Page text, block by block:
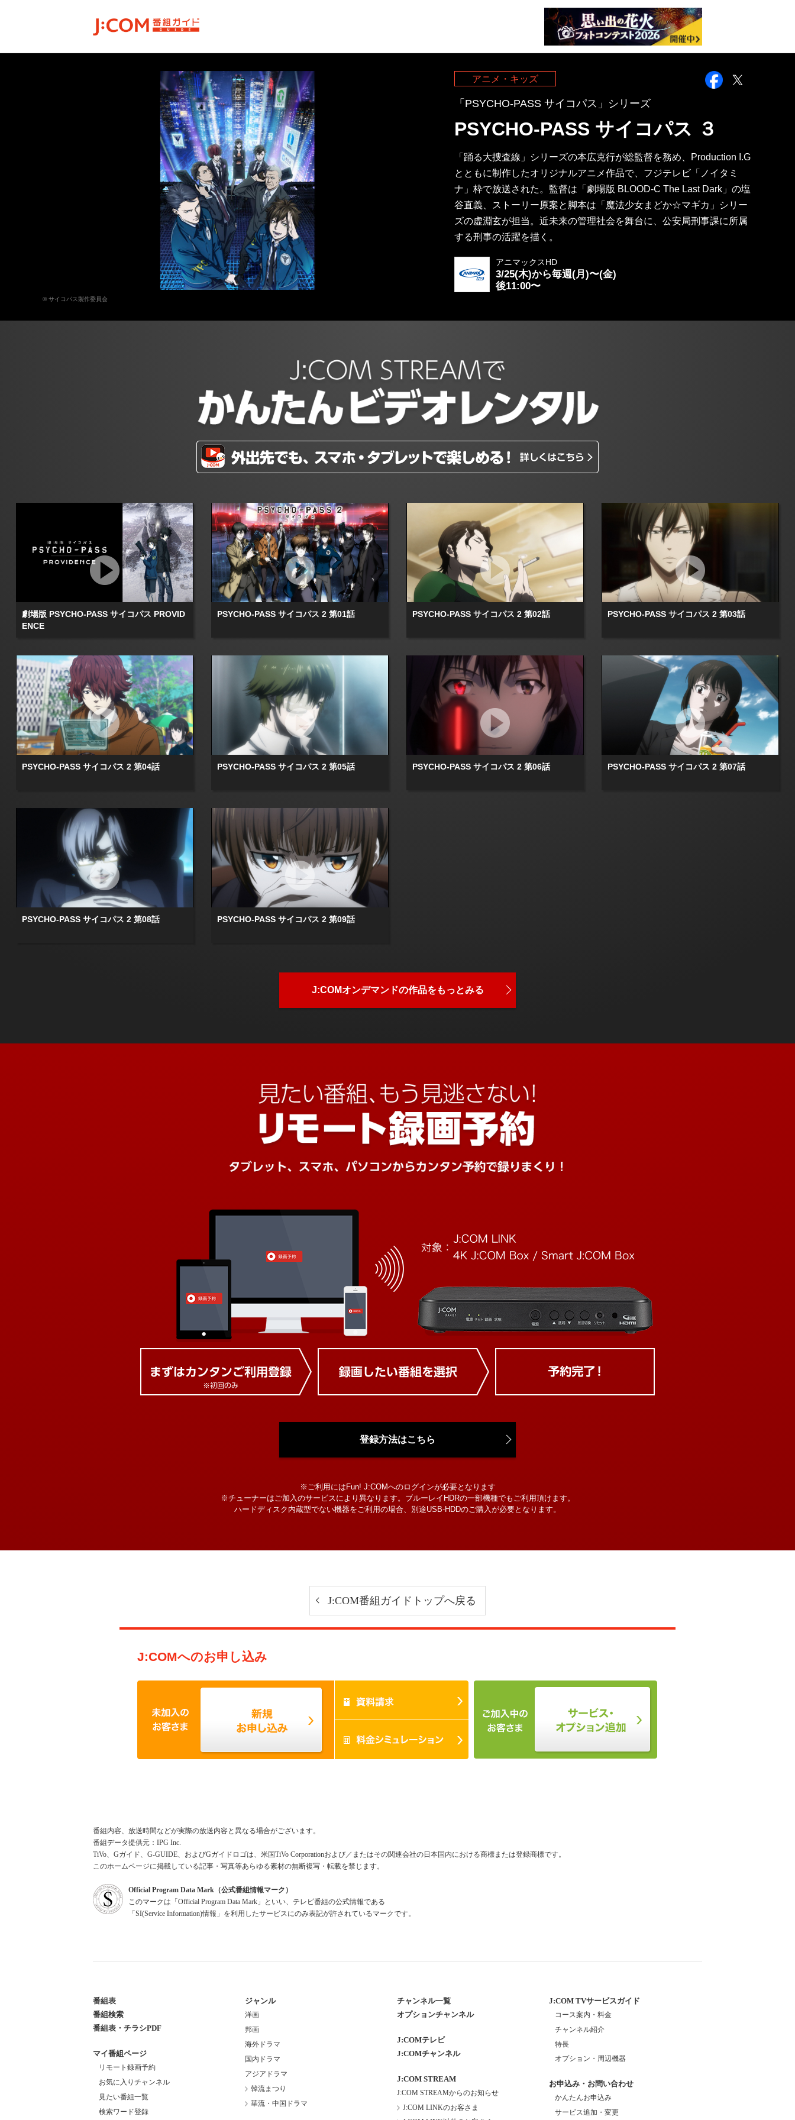
© サイコパス製作委員会
アニメ・キッズ
「PSYCHO-PASS サイコパス」シリーズ
PSYCHO-PASS サイコパス ３
「踊る大捜査線」シリーズの本広克行が総監督を務め、Production I.G
とともに制作したオリジナルアニメ作品で、フジテレビ「ノイタミ
ナ」枠で放送された。監督は「劇場版 BLOOD-C The Last Dark」の塩
谷直義、ストーリー原案と脚本は「魔法少女まどか☆マギカ」シリー
ズの虚淵玄が担当。近未来の管理社会を舞台に、公安局刑事課に所属
する刑事の活躍を描く。
アニマックスHD
3/25(木)から毎週(月)〜(金)
後11:00〜
Facebook
劇場版 PSYCHO-PASS サイコパス PROVID
ENCE
PSYCHO-PASS サイコパス 2 第01話 PSYCHO-PASS サイコパス 2 第02話 PSYCHO-PASS サイコパス 2 第03話
PSYCHO-PASS サイコパス 2 第04話 PSYCHO-PASS サイコパス 2 第05話 PSYCHO-PASS サイコパス 2 第06話 PSYCHO-PASS サイコパス 2 第07話
PSYCHO-PASS サイコパス 2 第08話 PSYCHO-PASS サイコパス 2 第09話
J:COMオンデマンドの作品をもっとみる
登録方法はこちら
※ご利用にはFun! J:COMへのログインが必要となります
※チューナーはご加入のサービスにより異なります。ブルーレイHDRの一部機種でもご利用頂けます。
ハードディスク内蔵型でない機器をご利用の場合、別途USB-HDDのご購入が必要となります。
J:COM番組ガイドトップへ戻る
J:COMへのお申し込み
番組内容、放送時間などが実際の放送内容と異なる場合がございます。
番組データ提供元：IPG Inc.
TiVo、Gガイド、G-GUIDE、およびGガイドロゴは、米国TiVo Corporationおよび／またはその関連会社の日本国内における商標または登録商標です。
このホームページに掲載している記事・写真等あらゆる素材の無断複写・転載を禁じます。
Official Program Data Mark（公式番組情報マーク）
このマークは「Official Program Data Mark」といい、テレビ番組の公式情報である
「SI(Service Information)情報」を利用したサービスにのみ表記が許されているマークです。
番組表
番組検索
番組表・チラシPDF
マイ番組ページ
リモート録画予約
お気に入りチャンネル
見たい番組一覧
検索ワード登録
ジャンル
洋画
邦画
海外ドラマ
国内ドラマ
アジアドラマ
韓流まつり
華流・中国ドラマ
チャンネル一覧
オプションチャンネル
J:COMテレビ
J:COMチャンネル
J:COM STREAM
J:COM STREAMからのお知らせ
J:COM LINKのお客さま
J:COM TVサービスガイド
コース案内・料金
チャンネル紹介
特長
オプション・周辺機器
お申込み・お問い合わせ
かんたんお申込み
サービス追加・変更